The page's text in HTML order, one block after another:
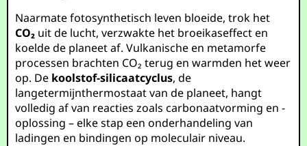
Naarmate fotosynthetisch leven bloeide, trok het
CO₂ uit de lucht, verzwakte het broeikaseffect en
koelde de planeet af. Vulkanische en metamorfe
processen brachten CO₂ terug en warmden het weer
op. De koolstof-silicaatcyclus, de
langetermijnthermostaat van de planeet, hangt
volledig af van reacties zoals carbonaatvorming en -
oplossing – elke stap een onderhandeling van
ladingen en bindingen op moleculair niveau.